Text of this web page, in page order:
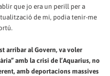
que jo era un perill per a
de mi, podia tenir-me
arribar al Govern, va voler
amb la crisi de l’Aquarius, no
amb deportacions massives